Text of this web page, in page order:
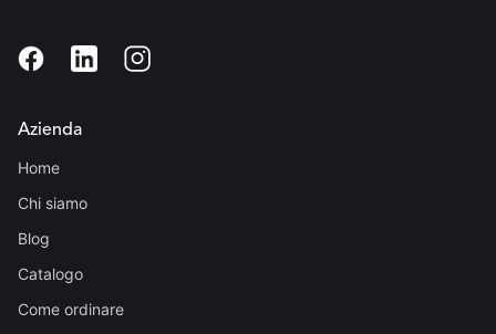
Azienda
Home
Chi siamo
Blog
Catalogo
Come ordinare